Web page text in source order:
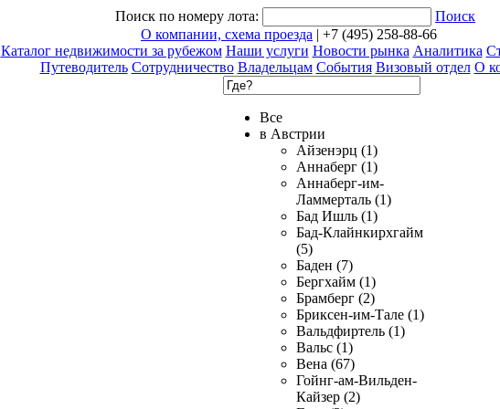
Поиск по номеру лота:
Поиск
О компании, схема проезда | +7 (495) 258-88-66
Каталог недвижимости за рубежом Наши услуги Новости рынка Аналитика
Путеводитель Сотрудничество Владельцам События Визовый отдел О
Все
в Австрии
Айзенэрц (1)
Аннаберг (1)
Аннаберг-им-
Ламмерталь (1)
Бад Ишль (1)
Бад-Клайнкирхгайм
(5)
Баден (7)
Бергхайм (1)
Брамберг (2)
Бриксен-им-Тале (1)
Вальдфиртель (1)
Вальс (1)
Вена (67)
Гойнг-ам-Вильден-
Кайзер (2)